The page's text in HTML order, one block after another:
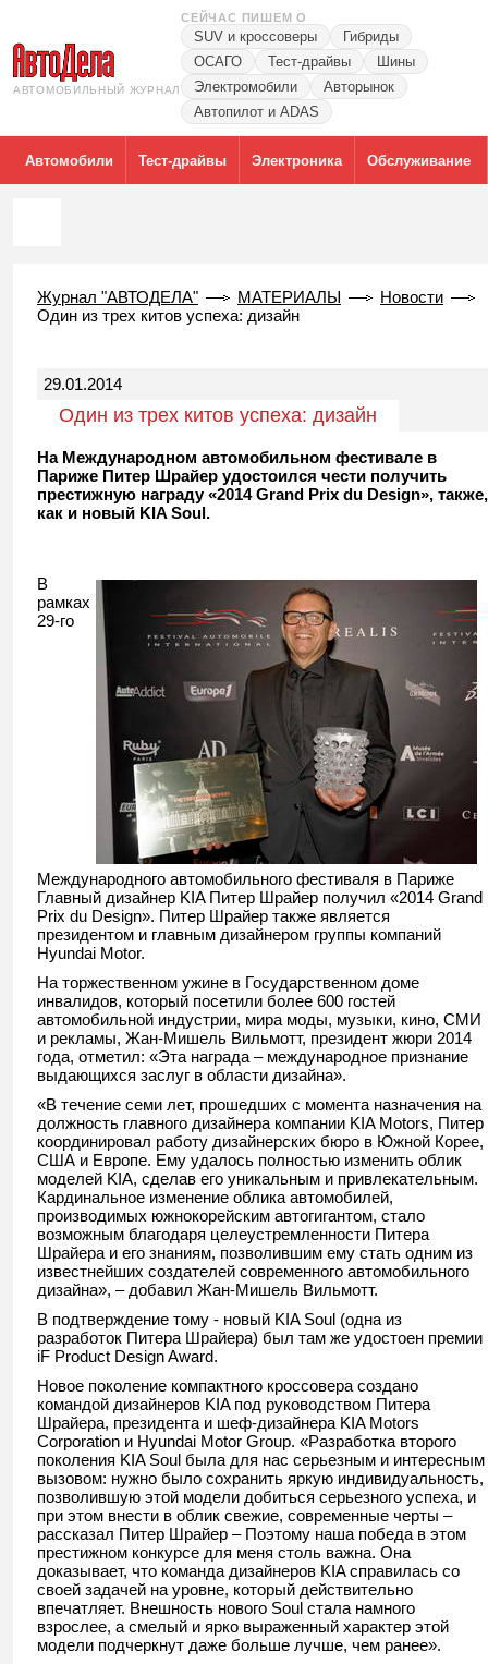
АВТОМОБИЛЬНЫЙ ЖУРНАЛ
СЕЙЧАС ПИШЕМ О
SUV и кроссоверы
Гибриды
ОСАГО
Тест-драйвы
Шины
Электромобили
Авторынок
Автопилот и ADAS
Автомобили Тест-драйвы Электроника Обслуживание
Журнал "АВТОДЕЛА" МАТЕРИАЛЫ
Новости
Один из трех китов успеха: дизайн
29.01.2014
Один из трех китов успеха: дизайн
На Международном автомобильном фестивале в
Париже Питер Шрайер удостоился чести получить
престижную награду «2014 Grand Prix du Design», также,
как и новый KIA Soul.
В
рамках
29-го
Международного автомобильного фестиваля в Париже
Главный дизайнер KIA Питер Шрайер получил «2014 Grand
Prix du Design». Питер Шрайер также является
президентом и главным дизайнером группы компаний
Hyundai Motor.
На торжественном ужине в Государственном доме
инвалидов, который посетили более 600 гостей
автомобильной индустрии, мира моды, музыки, кино, СМИ
и рекламы, Жан-Мишель Вильмотт, президент жюри 2014
года, отметил: «Эта награда – международное признание
выдающихся заслуг в области дизайна».
«В течение семи лет, прошедших с момента назначения на
должность главного дизайнера компании KIA Motors, Питер
координировал работу дизайнерских бюро в Южной Корее,
США и Европе. Ему удалось полностью изменить облик
моделей KIA, сделав его уникальным и привлекательным.
Кардинальное изменение облика автомобилей,
производимых южнокорейским автогигантом, стало
возможным благодаря целеустремленности Питера
Шрайера и его знаниям, позволившим ему стать одним из
известнейших создателей современного автомобильного
дизайна», – добавил Жан-Мишель Вильмотт.
В подтверждение тому - новый KIA Soul (одна из
разработок Питера Шрайера) был там же удостоен премии
iF Product Design Award.
Новое поколение компактного кроссовера создано
командой дизайнеров KIA под руководством Питера
Шрайера, президента и шеф-дизайнера KIA Motors
Corporation и Hyundai Motor Group. «Разработка второго
поколения KIA Soul была для нас серьезным и интересным
вызовом: нужно было сохранить яркую индивидуальность,
позволившую этой модели добиться серьезного успеха, и
при этом внести в облик свежие, современные черты –
рассказал Питер Шрайер – Поэтому наша победа в этом
престижном конкурсе для меня столь важна. Она
доказывает, что команда дизайнеров KIA справилась со
своей задачей на уровне, который действительно
впечатляет. Внешность нового Soul стала намного
взрослее, а смелый и ярко выраженный характер этой
модели подчеркнут даже больше лучше, чем ранее».